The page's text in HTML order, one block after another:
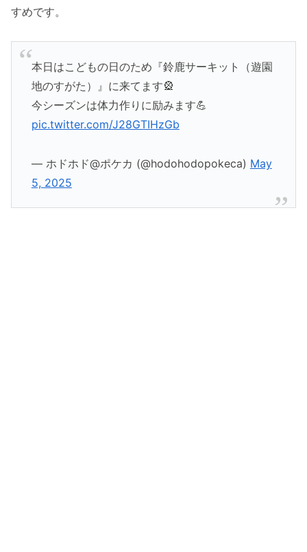
すめです。
本日はこどもの日のため『鈴鹿サーキット（遊園
地のすがた）』に来てます🎡
今シーズンは体力作りに励みます💪
pic.twitter.com/J28GTIHzGb
— ホドホド@ポケカ (@hodohodopokeca) May
5, 2025